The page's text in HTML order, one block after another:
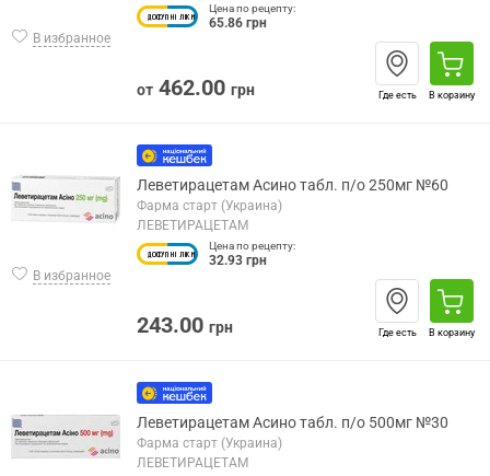
В избранное
Цена по рецепту:
65.86 грн
от 462.00 грн Где есть В корзину
В избранное
Леветирацетам Асино табл. п/о 250мг №60
Фарма старт (Украина)
ЛЕВЕТИРАЦЕТАМ
Цена по рецепту:
32.93 грн
243.00 грн Где есть В корзину
Леветирацетам Асино табл. п/о 500мг №30
Фарма старт (Украина)
ЛЕВЕТИРАЦЕТАМ